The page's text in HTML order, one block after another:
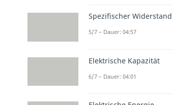
Spezifischer Widerstand
5/7 – Dauer: 04:57
Elektrische Kapazität
6/7 – Dauer: 04:01